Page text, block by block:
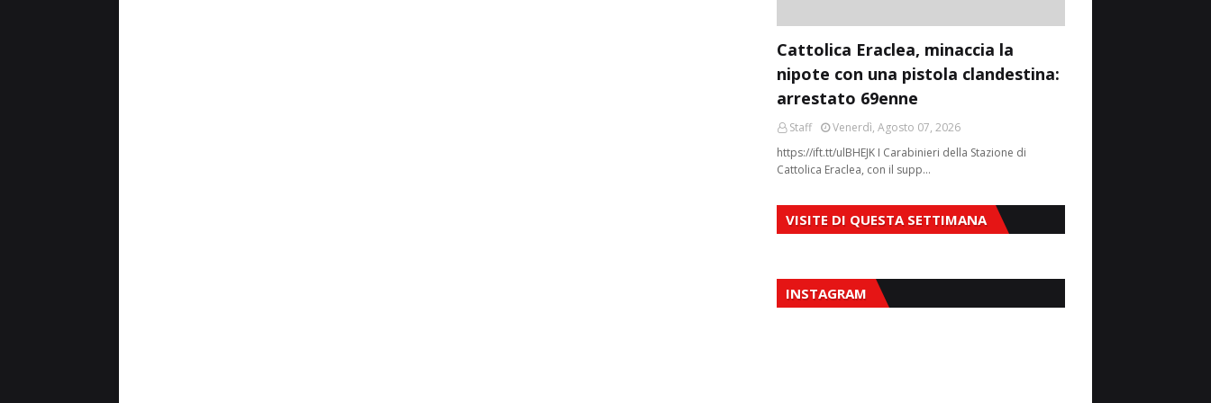
Cattolica Eraclea, minaccia la
nipote con una pistola clandestina:
arrestato 69enne
Staff
Venerdì, Agosto 07, 2026
https://ift.tt/ulBHEJK I Carabinieri della Stazione di
Cattolica Eraclea, con il supp…
VISITE DI QUESTA SETTIMANA
INSTAGRAM